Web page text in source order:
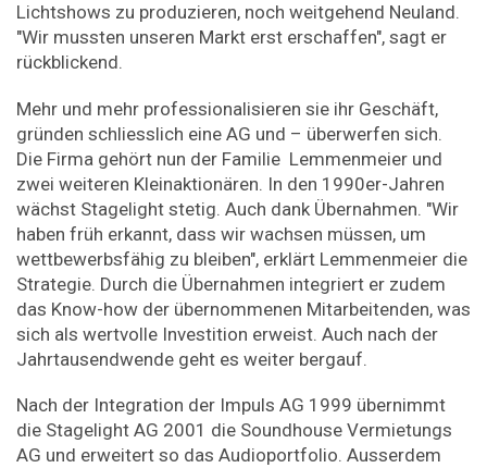
Lichtshows zu produzieren, noch weitgehend Neuland.
"Wir mussten unseren Markt erst erschaffen", sagt er
rückblickend.
Mehr und mehr professionalisieren sie ihr Geschäft,
gründen schliesslich eine AG und – überwerfen sich.
Die Firma gehört nun der Familie Lemmenmeier und
zwei weiteren Kleinaktionären. In den 1990er-Jahren
wächst Stagelight stetig. Auch dank Übernahmen. "Wir
haben früh erkannt, dass wir wachsen müssen, um
wettbewerbsfähig zu bleiben", erklärt Lemmenmeier die
Strategie. Durch die Übernahmen integriert er zudem
das Know-how der übernommenen Mitarbeitenden, was
sich als wertvolle Investition erweist. Auch nach der
Jahrtausendwende geht es weiter bergauf.
Nach der Integration der Impuls AG 1999 übernimmt
die Stagelight AG 2001 die Soundhouse Vermietungs
AG und erweitert so das Audioportfolio. Ausserdem